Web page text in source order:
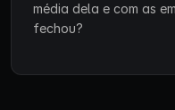
média dela e com as
fechou?